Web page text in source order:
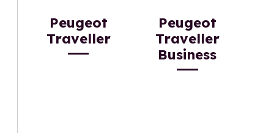
Peugeot
Traveller
Peugeot
Traveller
Business